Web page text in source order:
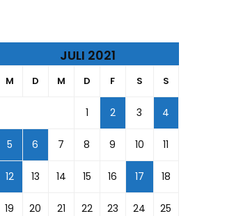
JULI 2021
M D M D F S S
1 2 3 4
5 6 7 8 9 10 11
12 13 14 15 16 17 18
19 20 21 22 23 24 25